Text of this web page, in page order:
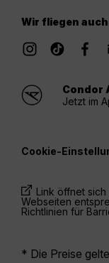
Wir fliegen
Condor
Jetzt im
Cookie-
Link öffnet sich
Webseiten
Richtlinien für
* Die Preise